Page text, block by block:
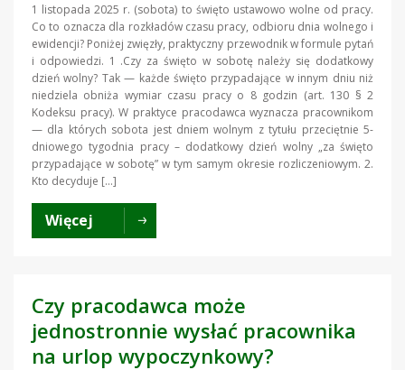
1 listopada 2025 r. (sobota) to święto ustawowo wolne od pracy.
Co to oznacza dla rozkładów czasu pracy, odbioru dnia wolnego i
ewidencji? Poniżej zwięzły, praktyczny przewodnik w formule pytań
i odpowiedzi. 1 .Czy za święto w sobotę należy się dodatkowy
dzień wolny? Tak — każde święto przypadające w innym dniu niż
niedziela obniża wymiar czasu pracy o 8 godzin (art. 130 § 2
Kodeksu pracy). W praktyce pracodawca wyznacza pracownikom
— dla których sobota jest dniem wolnym z tytułu przeciętnie 5-
dniowego tygodnia pracy – dodatkowy dzień wolny „za święto
przypadające w sobotę” w tym samym okresie rozliczeniowym. 2.
Kto decyduje […]
Więcej
Czy pracodawca może
jednostronnie wysłać pracownika
na urlop wypoczynkowy?